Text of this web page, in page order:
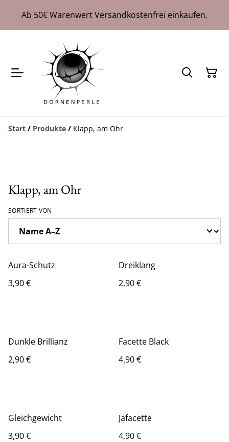
Ab 50€ Warenwert Versandkostenfrei einkaufen.
Start / Produkte / Klapp, am Ohr
Klapp, am Ohr
SORTIERT VON
Aura-Schutz
3,90 €
Dreiklang
2,90 €
Dunkle Brillianz
2,90 €
Facette Black
4,90 €
Gleichgewicht
3,90 €
Jafacette
4,90 €